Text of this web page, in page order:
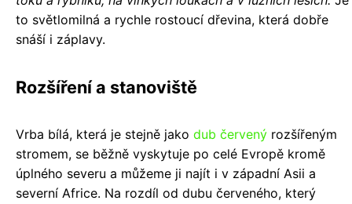
to světlomilná a rychle rostoucí dřevina, která dobře
snáší i záplavy.
Rozšíření a stanoviště
Vrba bílá, která je stejně jako dub červený rozšířeným
stromem, se běžně vyskytuje po celé Evropě kromě
úplného severu a můžeme ji najít i v západní Asii a
severní Africe. Na rozdíl od dubu červeného, který